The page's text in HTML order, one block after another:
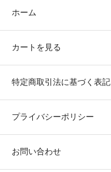
ホーム
カートを見る
特定商取引法に基づく表記
プライバシーポリシー
お問い合わせ